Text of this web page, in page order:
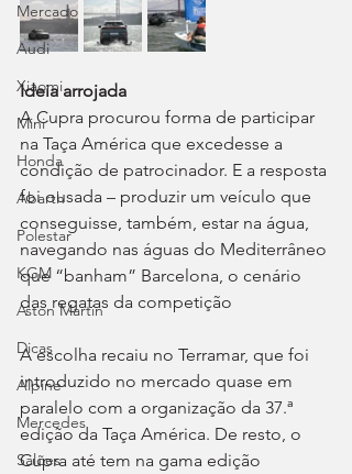
Mercado
Audi
Xiaomi
Mini
Honda
Abarth
Polestar
KGM
Aston Martin
Dicas
Alpine
Mercedes
Salões
Ideia arrojada
A Cupra procurou forma de participar
na Taça América que excedesse a
condição de patrocinador. E a resposta
foi ousada – produzir um veículo que
conseguisse, também, estar na água,
navegando nas águas do Mediterrâneo
que “banham” Barcelona, o cenário
das regatas da competição
A escolha recaiu no Terramar, que foi
introduzido no mercado quase em
paralelo com a organização da 37.ª
edição da Taça América. De resto, o
Cupra até tem na gama edição